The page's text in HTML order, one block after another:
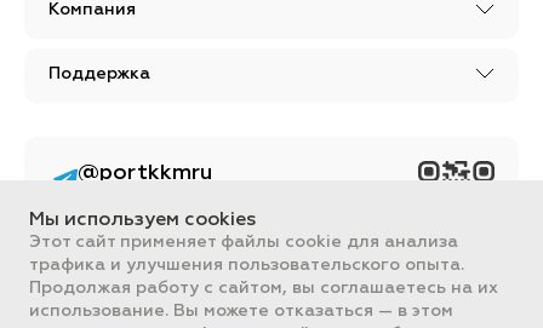
Компания
Поддержка
Вся информация, размещенная на сайте, носит ознакомительный
характер и не является публичной офертой, определяемой
положениями Статьи 437 ГК РФ.
@portkkmru
контент PORT - бизнес
портал
Мы используем cookies
Этот сайт применяет файлы cookie для анализа
трафика и улучшения пользовательского опыта.
Продолжая работу с сайтом, вы соглашаетесь на их
использование. Вы можете отказаться — в этом